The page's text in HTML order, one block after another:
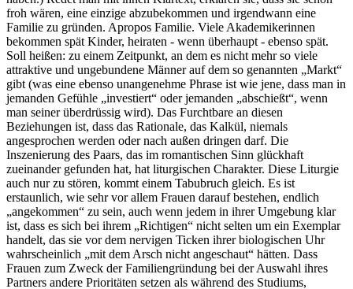
froh wären, eine einzige abzubekommen und irgendwann eine
Familie zu gründen. Apropos Familie. Viele Akademikerinnen
bekommen spät Kinder, heiraten - wenn überhaupt - ebenso spät.
Soll heißen: zu einem Zeitpunkt, an dem es nicht mehr so viele
attraktive und ungebundene Männer auf dem so genannten „Markt“
gibt (was eine ebenso unangenehme Phrase ist wie jene, dass man in
jemanden Gefühle „investiert“ oder jemanden „abschießt“, wenn
man seiner überdrüssig wird). Das Furchtbare an diesen
Beziehungen ist, dass das Rationale, das Kalkül, niemals
angesprochen werden oder nach außen dringen darf. Die
Inszenierung des Paars, das im romantischen Sinn glückhaft
zueinander gefunden hat, hat liturgischen Charakter. Diese Liturgie
auch nur zu stören, kommt einem Tabubruch gleich. Es ist
erstaunlich, wie sehr vor allem Frauen darauf bestehen, endlich
„angekommen“ zu sein, auch wenn jedem in ihrer Umgebung klar
ist, dass es sich bei ihrem „Richtigen“ nicht selten um ein Exemplar
handelt, das sie vor dem nervigen Ticken ihrer biologischen Uhr
wahrscheinlich „mit dem Arsch nicht angeschaut“ hätten. Dass
Frauen zum Zweck der Familiengründung bei der Auswahl ihres
Partners andere Prioritäten setzen als während des Studiums,